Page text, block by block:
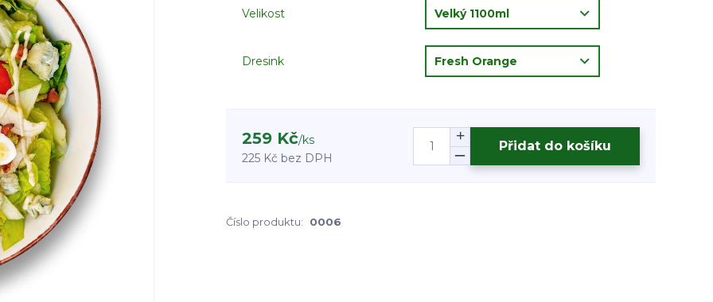
Velikost
Dresink
259 Kč/ks
225 Kč bez DPH
Přidat do košíku
Číslo produktu: 0006